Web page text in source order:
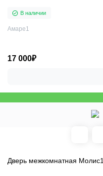
В наличии
Амаре1
17 000₽
Дверь межкомнатная Молис1